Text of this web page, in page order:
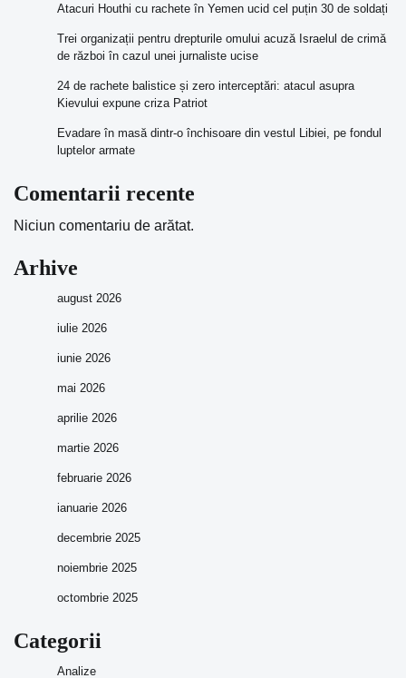
Atacuri Houthi cu rachete în Yemen ucid cel puțin 30 de soldați
Trei organizații pentru drepturile omului acuză Israelul de crimă
de război în cazul unei jurnaliste ucise
24 de rachete balistice și zero interceptări: atacul asupra
Kievului expune criza Patriot
Evadare în masă dintr-o închisoare din vestul Libiei, pe fondul
luptelor armate
Comentarii recente
Niciun comentariu de arătat.
Arhive
august 2026
iulie 2026
iunie 2026
mai 2026
aprilie 2026
martie 2026
februarie 2026
ianuarie 2026
decembrie 2025
noiembrie 2025
octombrie 2025
Categorii
Analize